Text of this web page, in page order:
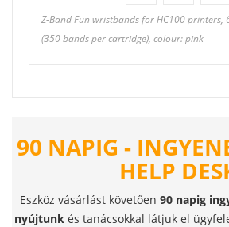
Z-Band Fun wristbands for HC100 printers,
(350 bands per cartridge), colour: pink
90 NAPIG -
HELP
Eszköz vásárlást követően 90 napig
nyújtunkés tanácsokkal látjuk el